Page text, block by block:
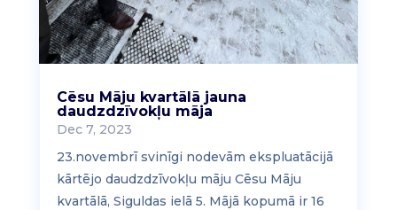
Cēsu Māju kvartālā jauna
daudzdzīvokļu māja
Dec 7, 2023
23.novembrī svinīgi nodevām ekspluatācijā
kārtējo daudzdzīvokļu māju Cēsu Māju
kvartālā, Siguldas ielā 5. Mājā kopumā ir 16